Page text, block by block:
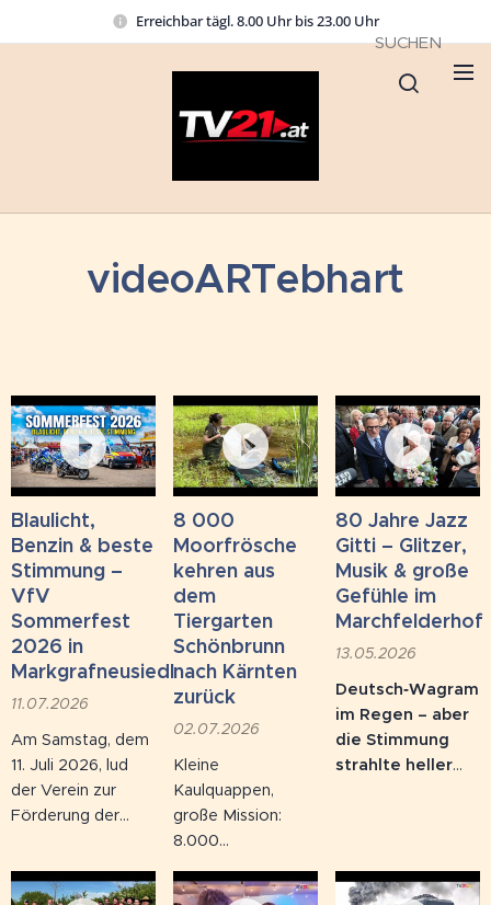
Erreichbar tägl. 8.00 Uhr bis 23.00 Uhr
SUCHEN
videoARTebhart
Blaulicht,
Benzin & beste
Stimmung –
VfV
Sommerfest
2026 in
Markgrafneusiedl
11.07.2026
Am Samstag, dem
11. Juli 2026, lud
der Verein zur
Förderung der
großen
8 000
Moorfrösche
kehren aus
dem
Tiergarten
Schönbrunn
nach Kärnten
zurück
02.07.2026
Kleine
Kaulquappen,
große Mission:
8.000
Nachwuchs kehren
80 Jahre Jazz
Gitti – Glitzer,
Musik & große
Gefühle im
Marchfelderhof
13.05.2026
Deutsch‑Wagram
im Regen – aber
die Stimmung
strahlte heller
80. Geburtstag–